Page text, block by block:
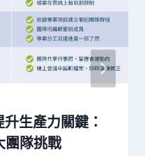
生產力關鍵：
團隊挑戰